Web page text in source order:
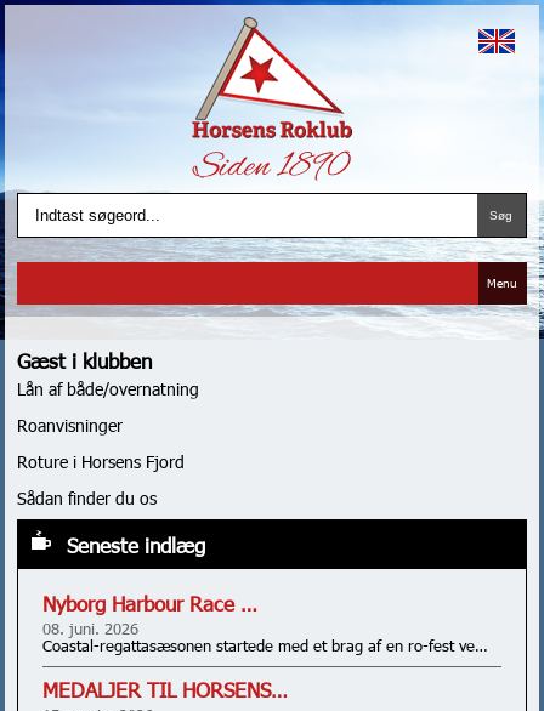
Menu
Gæst i klubben
Lån af både/overnatning
Roanvisninger
Roture i Horsens Fjord
Sådan finder du os
Seneste indlæg
Nyborg Harbour Race …
08. juni. 2026
Coastal-regattasæsonen startede med et brag af en ro-fest ve…
MEDALJER TIL HORSENS…